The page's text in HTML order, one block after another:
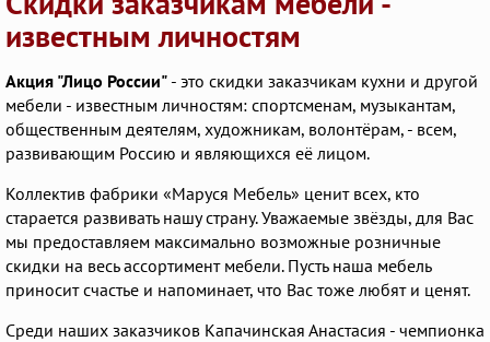
известным личностям
Акция "Лицо России" - это скидки заказчикам кухни и другой
мебели - известным личностям: спортсменам, музыкантам,
общественным деятелям, художникам, волонтёрам, - всем,
развивающим Россию и являющихся её лицом.
Коллектив фабрики «Маруся Мебель» ценит всех, кто
старается развивать нашу страну. Уважаемые звёзды, для Вас
мы предоставляем максимально возможные розничные
скидки на весь ассортимент мебели. Пусть наша мебель
приносит счастье и напоминает, что Вас тоже любят и ценят.
Среди наших заказчиков Капачинская Анастасия - чемпионка